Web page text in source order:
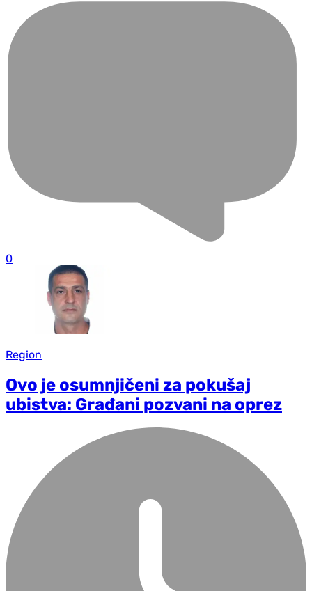
0
Region
Ovo je osumnjičeni za pokušaj
ubistva: Građani pozvani na oprez